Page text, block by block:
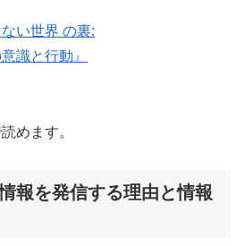
い世界 の裏:
識と行動』
めます。
報を発信する理由と情報